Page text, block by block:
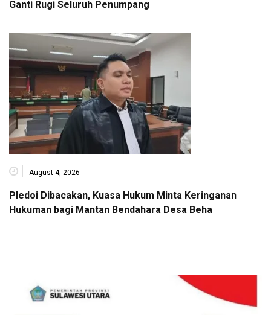
Ganti Rugi Seluruh Penumpang
August 4, 2026
Pledoi Dibacakan, Kuasa Hukum Minta Keringanan
Hukuman bagi Mantan Bendahara Desa Beha